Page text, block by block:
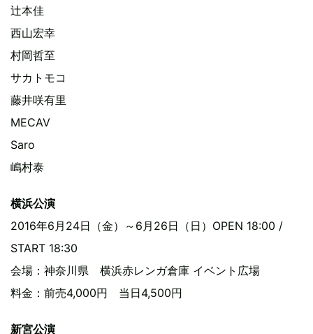
辻本佳
西山宏幸
村岡哲至
サカトモコ
藤井咲有里
MECAV
Saro
嶋村泰
横浜公演
2016年6月24日（金）～6月26日（日）OPEN 18:00 /
START 18:30
会場：神奈川県 横浜赤レンガ倉庫 イベント広場
料金：前売4,000円 当日4,500円
新宮公演